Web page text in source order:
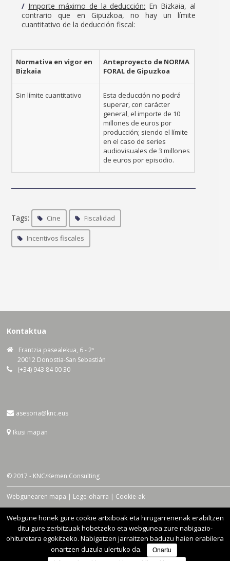
Importe máximo de la deducción: En Bizkaia, al
contrario que en Gipuzkoa, no hay un límite
cuantitativo de la deducción fiscal:
Normativa en vigor en
Bizkaia
Anteproyecto de NORMA
FORAL de Gipuzkoa
Sin límite cuantitativo
Esta deducción no podrá
superar, con carácter
general, el importe de 10
millones de euros por
producción; siendo el límite
en el caso de series
audiovisuales de 3 millones
de euros por episodio.
Tags: Cine Fiscalidad
Incentivos fiscales
Kontaktua
Frantzia pasealekua, 6 - 2º
20012 Donostia-San Sebastián
(+34) 943 84 00 30
asesoria@knc.eus
Ikusi mapan
© 2017 - KNC/Kemen Consulting
Webgunearen mapa | Lege-oharra | Cookie-ak
Sare sozialetan
Webgune honek gure cookie artxiboak eta hirugarrenenak erabiltzen
ditu gure zerbitzuak hobetzeko eta webgunea zure nabigazio-
ohituretara egokitzeko. Nabigatzen jarraitzen baduzu haien erabilera
onartzen duzula ulertuko da.
Onartu